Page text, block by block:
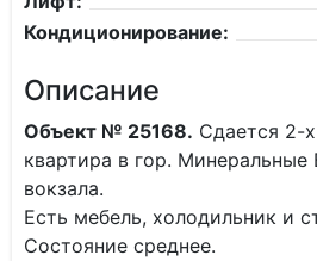
Кондиционирование:
Описание
Объект № 25168. Сдается 2-
квартира в гор.
вокзала.
Есть мебель, холодильник и
Состояние среднее.